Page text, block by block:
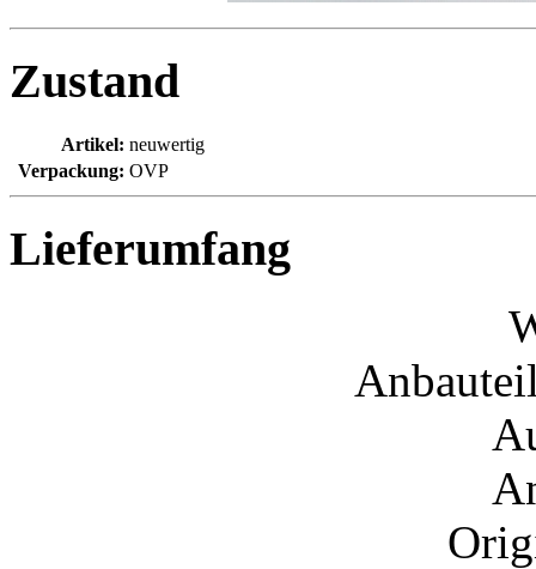
Zustand
Artikel: neuwertig
Verpackung: OVP
Lieferumfang